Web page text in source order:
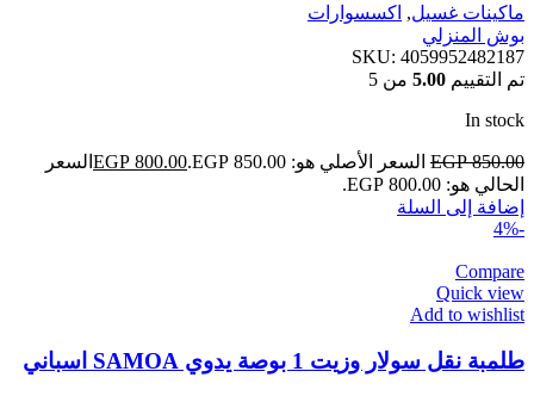
ماكينات غسيل, اكسسوارات
بوش المنزلي
SKU: 4059952482187
تم التقييم 5.00 من 5
In stock
EGP850.00 السعر الأصلي هو: EGP 850.00. EGP 800.00
السعر
الحالي هو: EGP 800.00.
إضافة إلى السلة
-4%
Compare
Quick view
Add to wishlist
طلمبة نقل سولار وزيت 1 بوصة يدوي SAMOA اسباني